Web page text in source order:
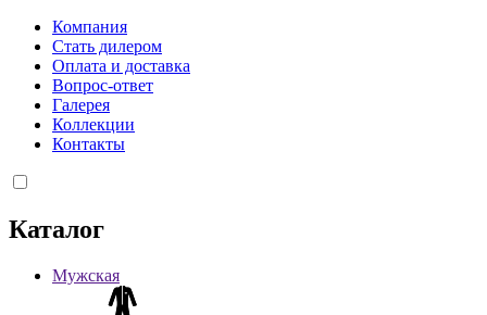
Компания
Стать дилером
Оплата и доставка
Вопрос-ответ
Галерея
Коллекции
Контакты
Каталог
Мужская